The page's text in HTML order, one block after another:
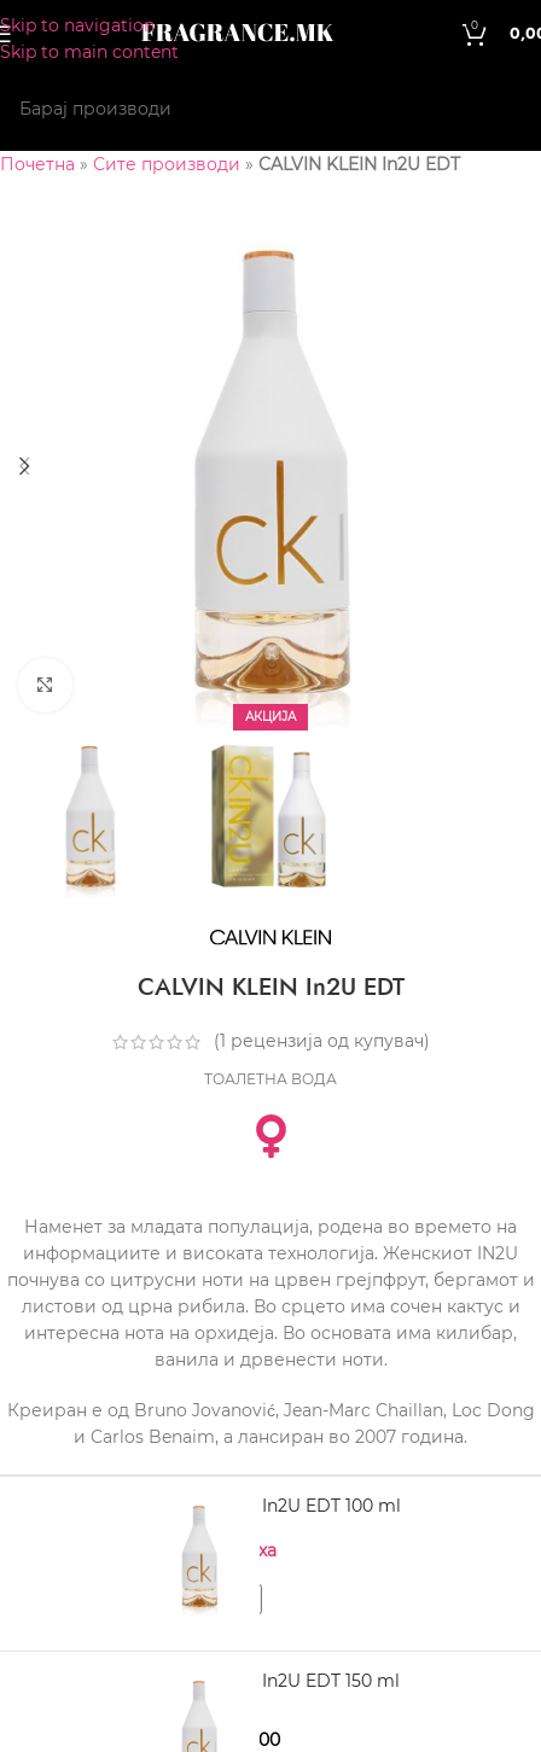
Skip to navigation
Skip to main content
0
Почетна » Сите производи » CALVIN KLEIN In2U EDT
АКЦИЈА
CLICK TO ENLARGE
CALVIN KLEIN In2U EDT
(1 рецензија од купувач)
ТОАЛЕТНА ВОДА
Наменет за младата популација, родена во времето на
информациите и високата технологија. Женскиот IN2U
почнува со цитрусни ноти на црвен грејпфрут, бергамот и
листови од црна рибила. Во срцето има сочен кактус и
интересна нота на орхидеја. Во основата има килибар,
ванила и дрвенести ноти.
Креиран е од Bruno Jovanović, Jean-Marc Chaillan, Loc Dong
и Carlos Benaim, а лансиран во 2007 година.
CALVIN KLEIN In2U EDT 100 ml
Нема на залиха
CALVIN KLEIN In2U EDT 150 ml
2.500,00 2.030,00